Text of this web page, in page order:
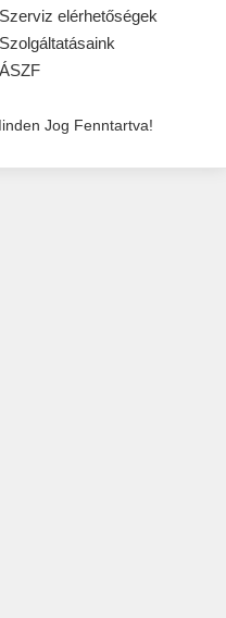
Szerviz elérhetőségek
Szolgáltatásaink
ÁSZF
Jog Fenntartva!